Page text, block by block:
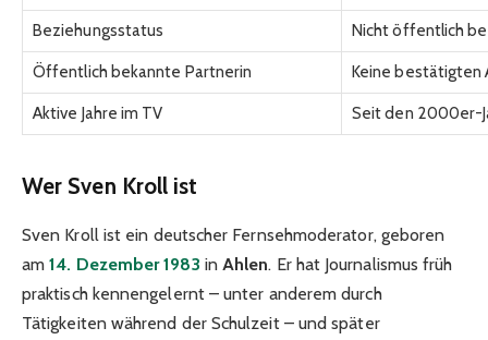
Beziehungsstatus
Nicht öffentlich
Öffentlich bekannte Partnerin
Keine bestätigten
Aktive Jahre im TV
Seit den 2000er-
Wer Sven Kroll ist
Sven Kroll ist ein deutscher Fernsehmoderator, geboren
am14. Dezember 1983 in Ahlen. Er hat Journalismus früh
praktisch kennengelernt – unter anderem durch
Tätigkeiten während der Schulzeit – und später